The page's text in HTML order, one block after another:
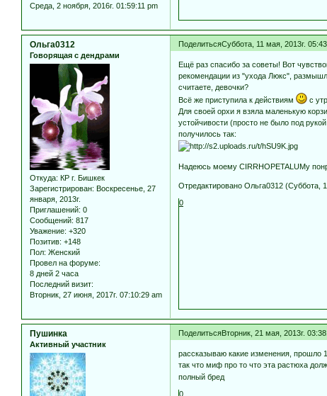
Среда, 2 ноября, 2016г. 01:59:11 pm
ПоделитьсяСуббота, 11 мая, 2013г.
Ольга0312
Говорящая с дендрами
Откуда: КР г. Бишкек
Зарегистрирован: Воскресенье, 27
января, 2013г.
Приглашений: 0
Сообщений: 817
Уважение: +320
Позитив: +148
Пол: Женский
Провел на форуме:
8 дней 2 часа
Последний визит:
Вторник, 27 июня, 2017г. 07:10:29 am
Ещё раз спасибо за советы! Вот
рекомендации из "ухода Люкс",
считаете, девочки?
Всё же приступила к действиям
с
Для своей орхи я взяла маленькую
устойчивости (просто не было под
получилось так:
Надеюсь моему CIRRHOPETALUMу
Отредактировано Ольга0312 (Суббота,
0
ПоделитьсяВторник, 21 мая, 2013г.
Пушинка
Активный участник
рассказываю какие изменения, прошло
так что миф про то что эта растюха
полный бред
0